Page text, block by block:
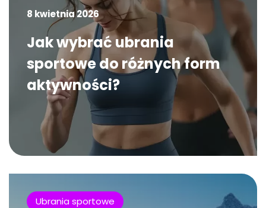
8 kwietnia 2026
Jak wybrać ubrania
sportowe do różnych form
aktywności?
Ubrania sportowe